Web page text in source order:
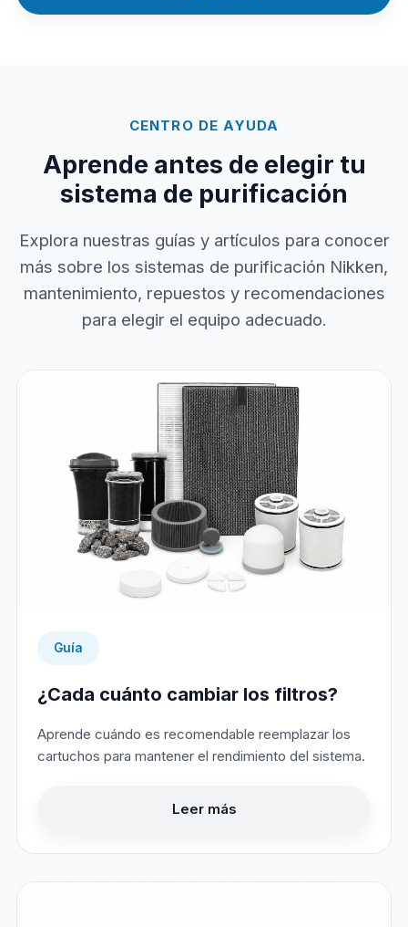
CENTRO DE AYUDA
Aprende antes de elegir tu
sistema de purificación
Explora nuestras guías y artículos para conocer
más sobre los sistemas de purificación Nikken,
mantenimiento, repuestos y recomendaciones
para elegir el equipo adecuado.
Guía
¿Cada cuánto cambiar los filtros?
Aprende cuándo es recomendable reemplazar los
cartuchos para mantener el rendimiento del sistema.
Leer más